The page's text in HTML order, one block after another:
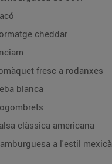
cheddar
fresc a rodanxes
blanca
clàssica americana
a l'estil mexicà